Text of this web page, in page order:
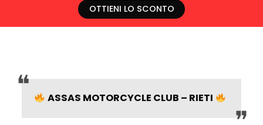
OTTIENI LO SCONTO
ASSAS MOTORCYCLE CLUB – RIETI